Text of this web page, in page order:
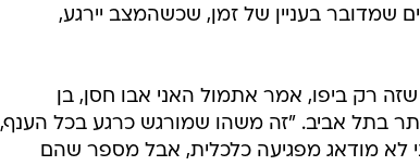
שמדובר בעניין של זמן, שכשהמצב יירגע,
רק ביפו, אמר אתמול האני אבו חסן, בן
בתל אביב. "זה משהו שמורגש כרגע בכל הענף,
לא מודאג מפגיעה כלכלית, אבל מספר שהם